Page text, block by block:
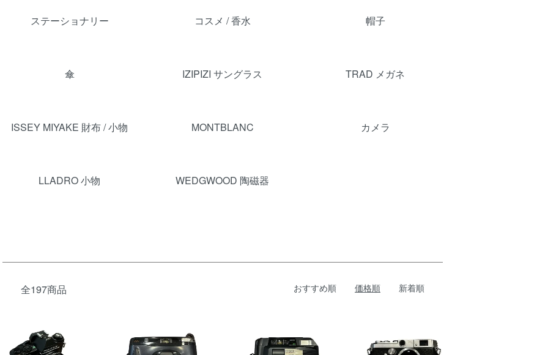
ステーショナリー コスメ / 香水 帽子
傘 IZIPIZI サングラス TRAD メガネ
ISSEY MIYAKE 財布 / 小物 MONTBLANC カメラ
LLADRO 小物 WEDGWOOD 陶磁器
全197商品 おすすめ順 価格順 新着順